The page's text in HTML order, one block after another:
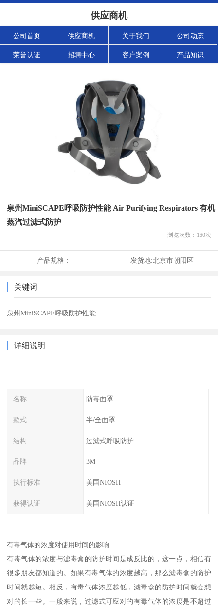
供应商机
公司首页 供应商机 关于我们 公司动态
荣誉认证 招聘中心 客户案例 产品知识
泉州MiniSCAPE呼吸防护性能 Air Purifying Respirators 有机
蒸汽过滤式防护
浏览次数： 160次
产品规格： 发货地:北京市朝阳区
关键词
泉州MiniSCAPE呼吸防护性能
详细说明
名称 防毒面罩
款式 半/全面罩
结构 过滤式呼吸防护
品牌 3M
执行标准 美国NIOSH
获得认证 美国NIOSH认证
有毒气体的浓度对使用时间的影响
有毒气体的浓度与滤毒盒的防护时间是成反比的，这一点，相信有
很多朋友都知道的。如果有毒气体的浓度越高，那么滤毒盒的防护
时间就越短。相反，有毒气体浓度越低，滤毒盒的防护时间就会想
对的长一些。一般来说，过滤式可应对的有毒气体的浓度是不超过